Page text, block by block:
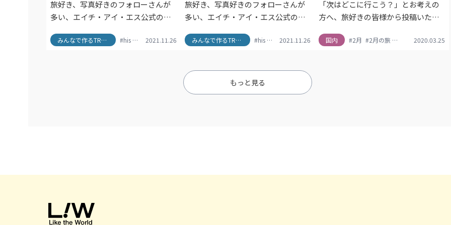
日本編』
旅好き、写真好きのフォローさんが
多い、エイチ・アイ・エス公式の
写真を元に、日本各地のスポット情
みんなで作るTRAVEL BOOK #his #SNS映え #travel #TRAVEL BOOK #エイチアイエス #ツアー #北海道 #北陸 #大自然 #旅行 #東北 #東海 #甲信越
2021.11.26
日本編』
旅好き、写真好きのフォローさんが
多い、エイチ・アイ・エス公式の
真を元に、日本各地のスポット情報
西日本編です！ぜひ次の旅の参考に
してみてくださいね。
みんなで作るTRAVEL BOOK #his #travel #TRAVEL BOOK #エイチアイエス #フォトジェニック #中
2021.11.26
「次はどこに行こう？」とお考えの
方へ、旅好きの皆様から投稿いただ
紹介！次のお出かけの参考になるか
国内 #2月 #2月の旅 #his #LW2月の旅
2020.03.25
もっと見る